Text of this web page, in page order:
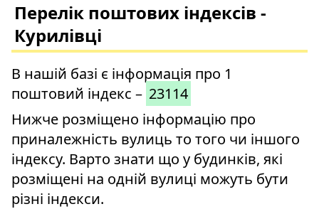
Перелік поштових індексів -
Курилівці
В нашій базі є інформація про 1
поштовий індекс – 23114
Нижче розміщено інформацію про
приналежність вулиць то того чи іншого
індексу. Варто знати що у будинків, які
розміщені на одній вулиці можуть бути
різні індекси.